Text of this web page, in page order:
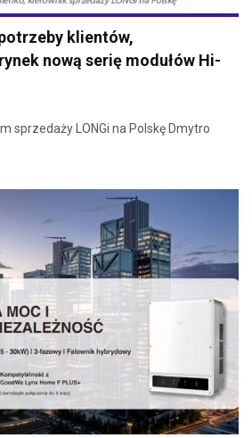
klientów,
nową serię modułów Hi-
sprzedaży LONGi na Polskę Dmytro